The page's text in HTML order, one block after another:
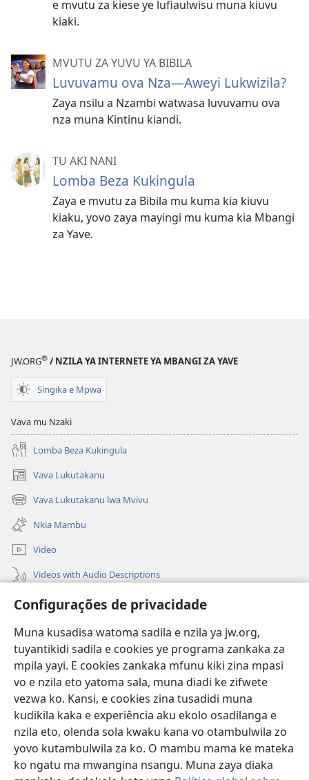
Configurações de privacidade
Muna kusadisa watoma sadila e nzila ya jw.org,
tuyantikidi sadila e cookies ye programa zankaka za
mpila yayi. E cookies zankaka mfunu kiki zina mpasi
vo e nzila eto yatoma sala, muna diadi ke zifwete
vezwa ko. Kansi, e cookies zina tusadidi muna
kudikila kaka e experiência aku ekolo osadilanga e
nzila eto, olenda sola kwaku kana vo otambulwila zo
yovo kutambulwila za ko. O mambu mama ke mateka
ko ngatu ma mwangina nsangu. Muna zaya diaka
e mvutu za kiese ye lufiaulwisu muna kiuvu
kiaki.
MVUTU ZA YUVU YA BIBILA
Luvuvamu ova Nza—Aweyi Lukwizila?
Zaya nsilu a Nzambi watwasa luvuvamu ova
nza muna Kintinu kiandi.
TU AKI NANI
Lomba Beza Kukingula
Zaya e mvutu za Bibila mu kuma kia kiuvu
kiaku, yovo zaya mayingi mu kuma kia Mbangi
za Yave.
JW.ORG® / NZILA YA INTERNETE YA MBANGI ZA YAVE
Singika e Mpwa
Vava mu Nzaki
Lomba Beza Kukingula
Vava Lukutakanu
(opens
new
window)
Vava Lukutakanu lwa Mvivu
(opens
new
window)
Nkia Mambu
Video
Videos with Audio Descriptions
Vavulula
(opens
new
LUNDILU DIA NKANDA mia Mbangi za Yave mu Internete™
(opens
new
window)JW Hub
(opens
new
window)Aplicativo JW Library ®